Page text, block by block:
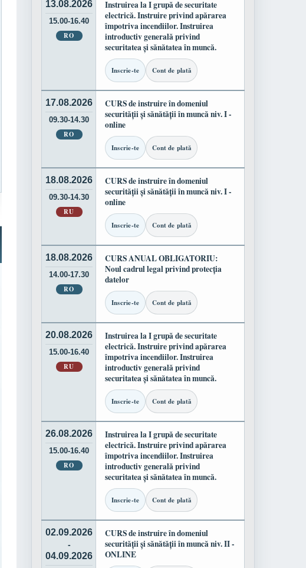
13.08.2026
15.00-16.40
RO
Instruirea la I grupă de securitate
electrică. Instruire privind apărarea
împotriva incendiilor. Instruirea
introductiv generală privind
securitatea și sănătatea în muncă.
Inscrie-te Cont de plată
17.08.2026
09.30-14.30
RO
CURS de instruire în domeniul
securității și sănătății în muncă niv. I -
online
Inscrie-te Cont de plată
18.08.2026
09.30-14.30
RU
CURS de instruire în domeniul
securității și sănătății în muncă niv. I -
online
Inscrie-te Cont de plată
18.08.2026
14.00-17.30
RO
CURS ANUAL OBLIGATORIU:
Noul cadrul legal privind protecția
datelor
Inscrie-te Cont de plată
20.08.2026
15.00-16.40
RU
Instruirea la I grupă de securitate
electrică. Instruire privind apărarea
împotriva incendiilor. Instruirea
introductiv generală privind
securitatea și sănătatea în muncă.
Inscrie-te Cont de plată
26.08.2026
15.00-16.40
RO
Instruirea la I grupă de securitate
electrică. Instruire privind apărarea
împotriva incendiilor. Instruirea
introductiv generală privind
securitatea și sănătatea în muncă.
Inscrie-te Cont de plată
02.09.2026
-
04.09.2026
CURS de instruire în domeniul
securității și sănătății în muncă niv. II -
ONLINE